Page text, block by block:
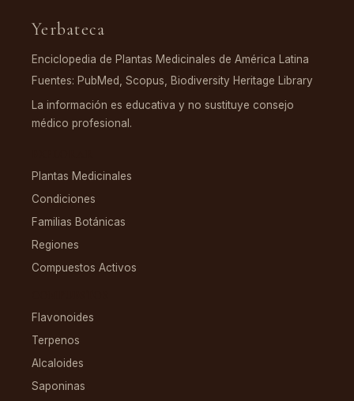
Yerbateca
Enciclopedia de Plantas Medicinales de América Latina
Fuentes: PubMed, Scopus, Biodiversity Heritage Library
La información es educativa y no sustituye consejo
médico profesional.
Plantas Medicinales
Condiciones
Familias Botánicas
Regiones
Compuestos Activos
Flavonoides
Terpenos
Alcaloides
Saponinas